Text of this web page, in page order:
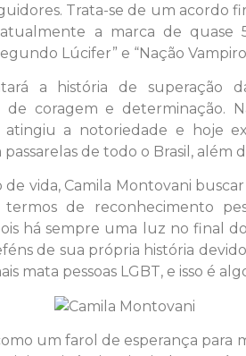
Trata-se de um acordo
a marca de quase
Lúcifer” e “Nação
a história de superação
de coragem e determinação.
atingiu a notoriedade e hoje
de todo o Brasil,
de vida, Camila Montovani
termos de reconhecimento
há sempre uma luz no final
de sua própria história
mata pessoas LGBT, e isso é
um farol de esperança para